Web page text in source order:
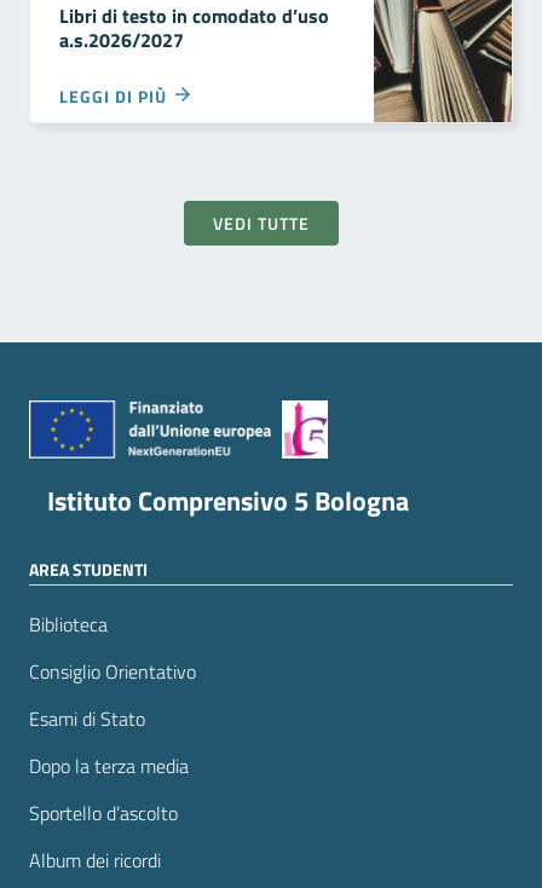
Libri di testo in comodato d’uso
a.s.2026/2027
LEGGI DI PIÙ
VEDI TUTTE
Istituto Comprensivo 5 Bologna
AREA STUDENTI
Biblioteca
Consiglio Orientativo
Esami di Stato
Dopo la terza media
Sportello d’ascolto
Album dei ricordi